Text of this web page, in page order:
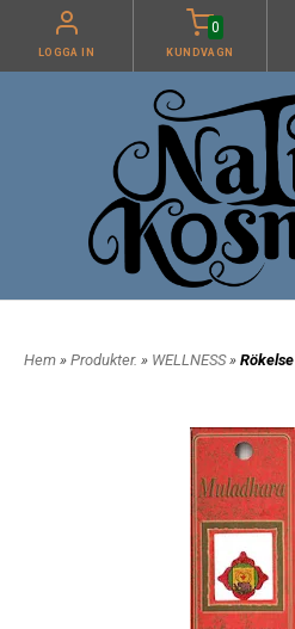
LOGGA IN
0
KUNDVAGN
Hem » Produkter. » WELLNESS» Rökelse